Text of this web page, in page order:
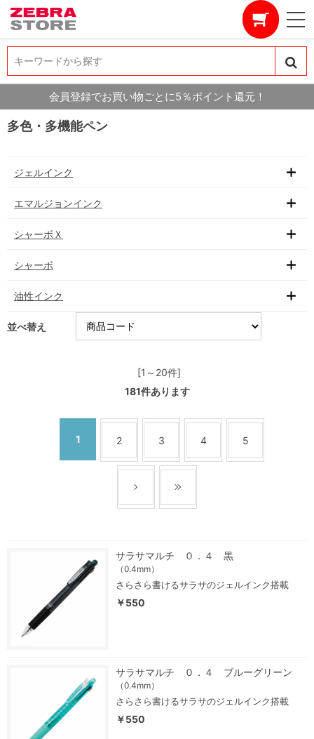
キーワードから探す
キーワードから探す
会員登録でお買い物ごとに5％ポイント還元！
多色・多機能ペン
ジェルインク
エマルジョンインク
シャーボＸ
シャーボ
油性インク
並べ替え
[1～20件]
181件あります
1 2 3 4 5
サラサマルチ ０．４ 黒
（0.4mm）
さらさら書けるサラサのジェルインク搭載
￥550
サラサマルチ ０．４ ブルーグリーン
（0.4mm）
さらさら書けるサラサのジェルインク搭載
￥550